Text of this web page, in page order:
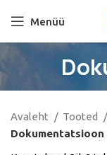
Menüü
Avaleht Tooted
Dokumentatsioon